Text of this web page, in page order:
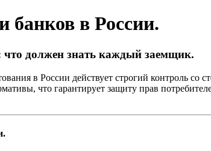
в России.
должен знать каждый заемщик.
в России действует строгий контроль
что гарантирует защиту прав